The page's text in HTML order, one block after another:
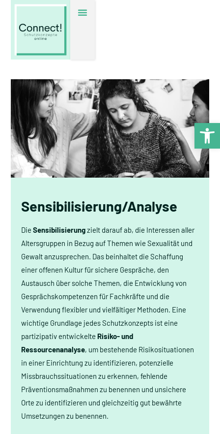
Sensibilisierung/Analyse
Die Sensibilisierungzielt darauf ab, die Interessen aller
Altersgruppen in Bezug auf Themen wie Sexualität und
Gewalt anzusprechen. Das beinhaltet die Schaffung
einer offenen Kultur für sichere Gespräche, den
Austausch über solche Themen, die Entwicklung von
Gesprächskompetenzen für Fachkräfte und die
Verwendung flexibler und vielfältiger Methoden. Eine
wichtige Grundlage jedes Schutzkonzepts ist eine
partizipativ entwickelte Risiko- und
Ressourcenanalyse, um bestehende Risikosituationen
in einer Einrichtung zu identifizieren, potenzielle
Missbrauchssituationen zu erkennen, fehlende
Präventionsmaßnahmen zu benennen und unsichere
Orte zu identifizieren und gleichzeitig gut bewährte
Umsetzungen zu benennen.